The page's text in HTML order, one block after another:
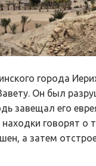
города
Он был
завещал его
находки говорят о
а затем